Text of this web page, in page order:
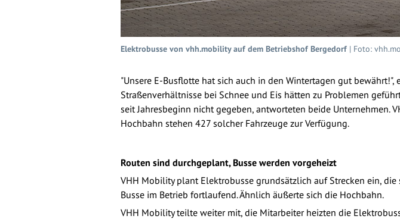
Elektrobusse von vhh.mobility auf dem Betriebshof Bergedorf | Foto:
"Unsere E-Busflotte hat sich auch in den Wintertagen gut
Straßenverhältnisse bei Schnee und Eis hätten zu Problemen
seit Jahresbeginn nicht gegeben, antworteten beide Unternehmen.
Hochbahn stehen 427 solcher Fahrzeuge zur Verfügung.
Routen sind durchgeplant, Busse werden vorgeheizt
VHH Mobility plant Elektrobusse grundsätzlich auf Strecken ein,
Busse im Betrieb fortlaufend. Ähnlich äußerte sich die Hochbahn.
VHH Mobility teilte weiter mit, die Mitarbeiter heizten die